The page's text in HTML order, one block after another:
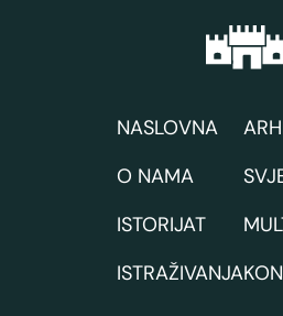
NASLOVNA
O NAMA
ISTORIJAT
ISTRAŽIVANJA